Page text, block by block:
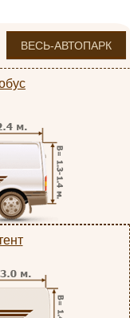
ВЕСЬ-АВТОПАРК